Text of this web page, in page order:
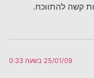
קשה להתווכח.
25/01/09 בשעה 0:33